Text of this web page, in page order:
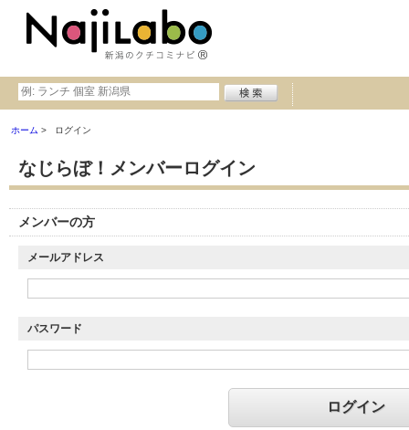
ホーム ログイン
なじらぼ！メンバーログイン
メンバーの方
メールアドレス
パスワード